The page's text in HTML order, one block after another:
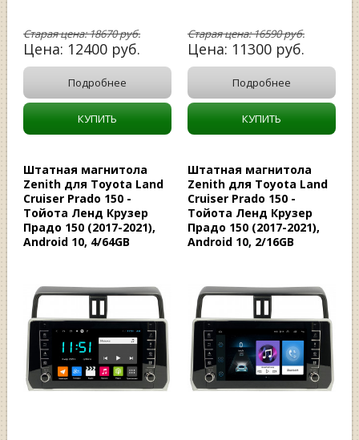
Старая цена:18670руб.
Цена: 12400 руб.
Подробнее
КУПИТЬ
Старая цена:16590руб.
Цена: 11300 руб.
Подробнее
КУПИТЬ
Штатная магнитола
Zenith для Toyota Land
Cruiser Prado 150 -
Тойота Ленд Крузер
Прадо 150 (2017-2021),
Android 10, 4/64GB
Штатная магнитола
Zenith для Toyota Land
Cruiser Prado 150 -
Тойота Ленд Крузер
Прадо 150 (2017-2021),
Android 10, 2/16GB